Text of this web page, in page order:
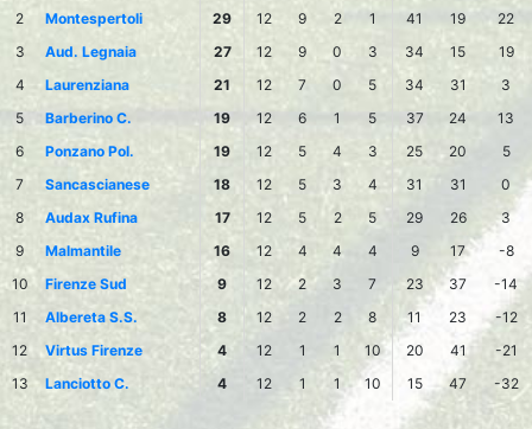
2
Montespertoli 29 12 9 2 1 41 19
22
3
Aud. Legnaia 27 12 9 0 3 34 15
19
4
Laurenziana 21 12 7 0 5 34 31
3
5
Barberino C. 19 12 6 1 5 37 24
13
6
Ponzano Pol. 19 12 5 4 3 25 20
5
7
Sancascianese 18 12 5 3 4 31 31
0
8
Audax Rufina 17 12 5 2 5 29 26
3
9
Malmantile 16 12 4 4 4 9 17
-8
10
Firenze Sud 9 12 2 3 7 23 37
-14
11
Albereta S.S. 8 12 2 2 8 11 23
-12
12
Virtus Firenze 4 12 1 1 10 20 41
-21
13
Lanciotto C. 4 12 1 1 10 15 47 -32